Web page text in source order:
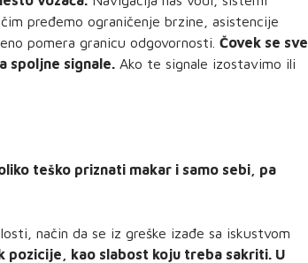
pređemo ograničenje brzine, asistencije
pomera granicu odgovornosti. Čovek se sve
spoljne signale.
Ako te signale izostavimo ili
teško priznati makar i samo sebi, pa
način da se iz greške izađe sa iskustvom
pozicije, kao slabost koju treba sakriti. U